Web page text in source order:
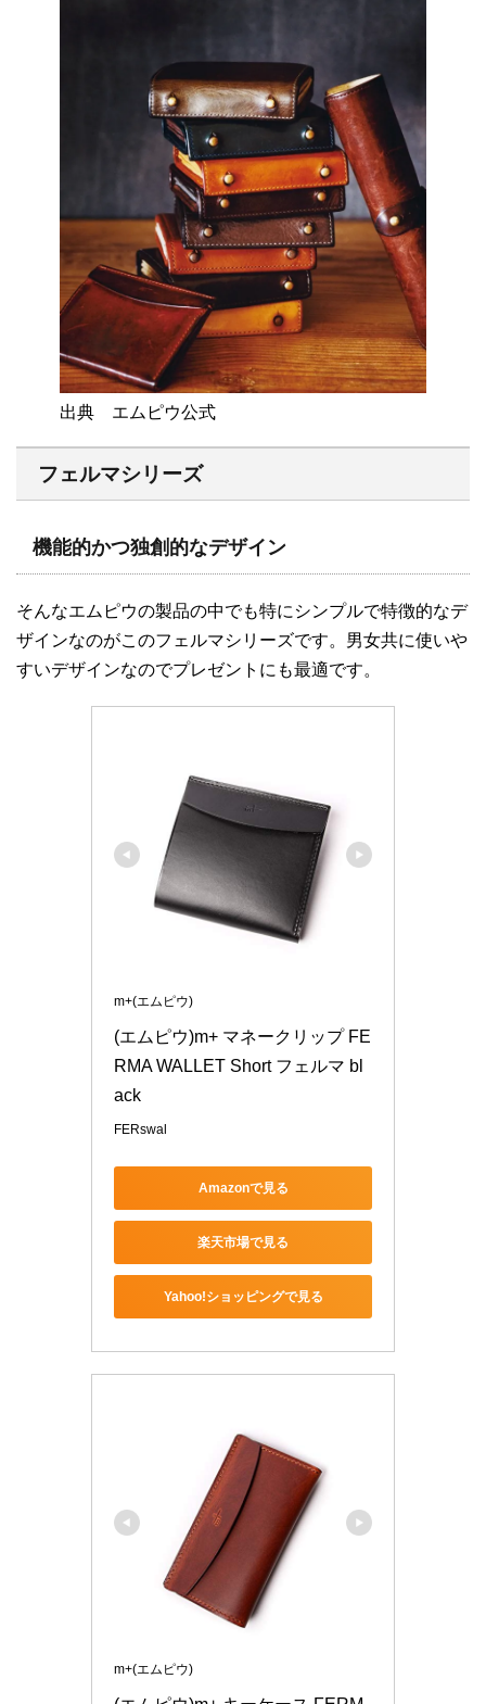
出典 エムピウ公式
フェルマシリーズ
機能的かつ独創的なデザイン
そんなエムピウの製品の中でも特にシンプルで特徴的なデ
ザインなのがこのフェルマシリーズです。男女共に使いや
すいデザインなのでプレゼントにも最適です。
m+(エムピウ)
(エムピウ)m+ マネークリップ FE
RMA WALLET Short フェルマ bl
ack
FERswal
Amazonで見る
楽天市場で見る
Yahoo!ショッピングで見る
m+(エムピウ)